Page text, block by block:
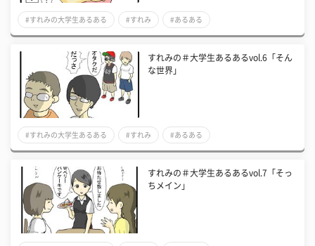
#すれみの大学生あるある #すれみ #あるある
すれみの＃大学生あるあるvol.6「そん
な世界」
#すれみの大学生あるある #すれみ #あるある
すれみの＃大学生あるあるvol.7「そっ
ちメイン」